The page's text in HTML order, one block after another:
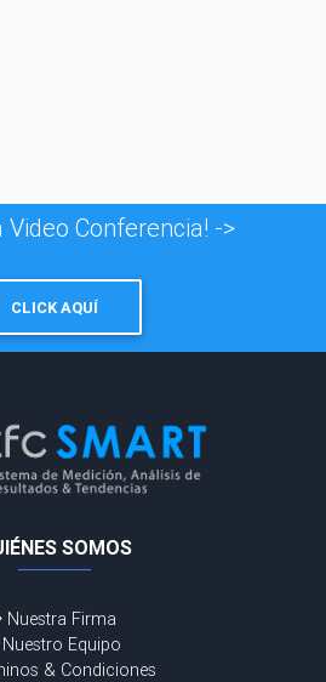
Conferencia! ->
CLICK AQUÍ
SOMOS
Nuestra Firma
Equipo
& Condiciones